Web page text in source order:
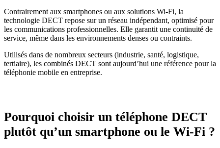
Contrairement aux smartphones ou aux solutions Wi-Fi, la
technologie DECT repose sur un réseau indépendant, optimisé pour
les communications professionnelles. Elle garantit une continuité de
service, même dans les environnements denses ou contraints.
Utilisés dans de nombreux secteurs (industrie, santé, logistique,
tertiaire), les combinés DECT sont aujourd’hui une référence pour la
téléphonie mobile en entreprise.
Pourquoi choisir un téléphone DECT
plutôt qu’un smartphone ou le Wi-Fi ?